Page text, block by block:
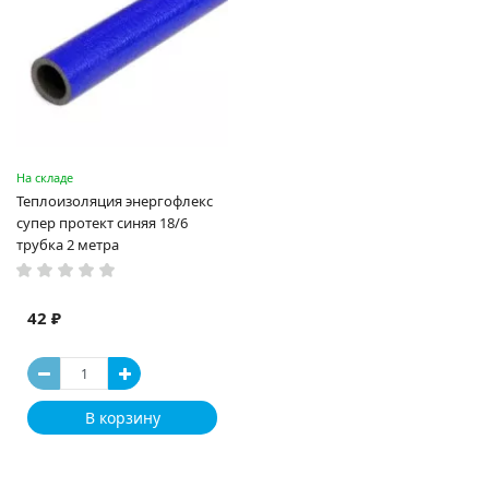
На складе
Теплоизоляция энергофлекс
супер протект синяя 18/6
трубка 2 метра
42 ₽
В корзину